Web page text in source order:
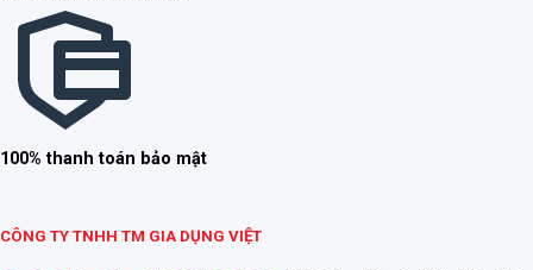
100% thanh toán bảo mật
CÔNG TY TNHH TM GIA DỤNG VIỆT